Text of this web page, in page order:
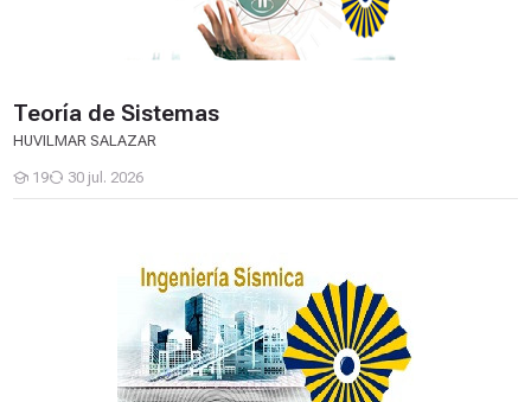
Teoría de Sistemas
HUVILMAR SALAZAR
19
Estudiantes
30 jul. 2026
Introducción a la Ingeniería Sísmica